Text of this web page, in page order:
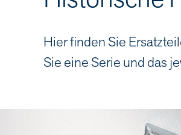
Hier finden Sie
Sie eine Serie und das